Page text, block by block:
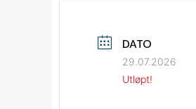
DATO
29.07.2026
Utløpt!